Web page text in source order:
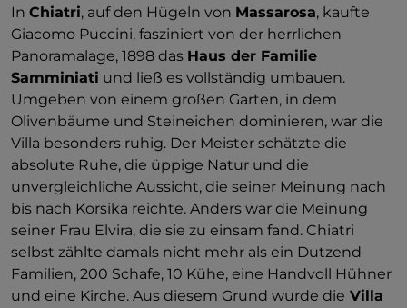
In Chiatri, auf den Hügeln von Massarosa, kaufte
Giacomo Puccini, fasziniert von der herrlichen
Panoramalage, 1898 das Haus der Familie
Samminiati und ließ es vollständig umbauen.
Umgeben von einem großen Garten, in dem
Olivenbäume und Steineichen dominieren, war die
Villa besonders ruhig. Der Meister schätzte die
absolute Ruhe, die üppige Natur und die
unvergleichliche Aussicht, die seiner Meinung nach
bis nach Korsika reichte. Anders war die Meinung
seiner Frau Elvira, die sie zu einsam fand. Chiatri
selbst zählte damals nicht mehr als ein Dutzend
Familien, 200 Schafe, 10 Kühe, eine Handvoll Hühner
und eine Kirche. Aus diesem Grund wurde die Villa